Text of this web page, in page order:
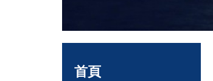
首頁